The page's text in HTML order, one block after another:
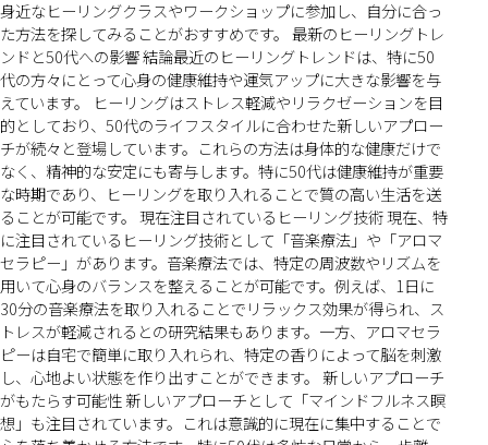
身近なヒーリングクラスやワークショップに参加し、自分に合っ
た方法を探してみることがおすすめです。 最新のヒーリングトレ
ンドと50代への影響 結論最近のヒーリングトレンドは、特に50
代の方々にとって心身の健康維持や運気アップに大きな影響を与
えています。 ヒーリングはストレス軽減やリラクゼーションを目
的としており、50代のライフスタイルに合わせた新しいアプロー
チが続々と登場しています。これらの方法は身体的な健康だけで
なく、精神的な安定にも寄与します。特に50代は健康維持が重要
な時期であり、ヒーリングを取り入れることで質の高い生活を送
ることが可能です。 現在注目されているヒーリング技術 現在、特
に注目されているヒーリング技術として「音楽療法」や「アロマ
セラピー」があります。音楽療法では、特定の周波数やリズムを
用いて心身のバランスを整えることが可能です。例えば、1日に
30分の音楽療法を取り入れることでリラックス効果が得られ、ス
トレスが軽減されるとの研究結果もあります。一方、アロマセラ
ピーは自宅で簡単に取り入れられ、特定の香りによって脳を刺激
し、心地よい状態を作り出すことができます。 新しいアプローチ
がもたらす可能性 新しいアプローチとして「マインドフルネス瞑
想」も注目されています。これは意識的に現在に集中することで